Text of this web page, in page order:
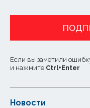
Если вы заметили
и нажмите Ctrl+Enter
Новости